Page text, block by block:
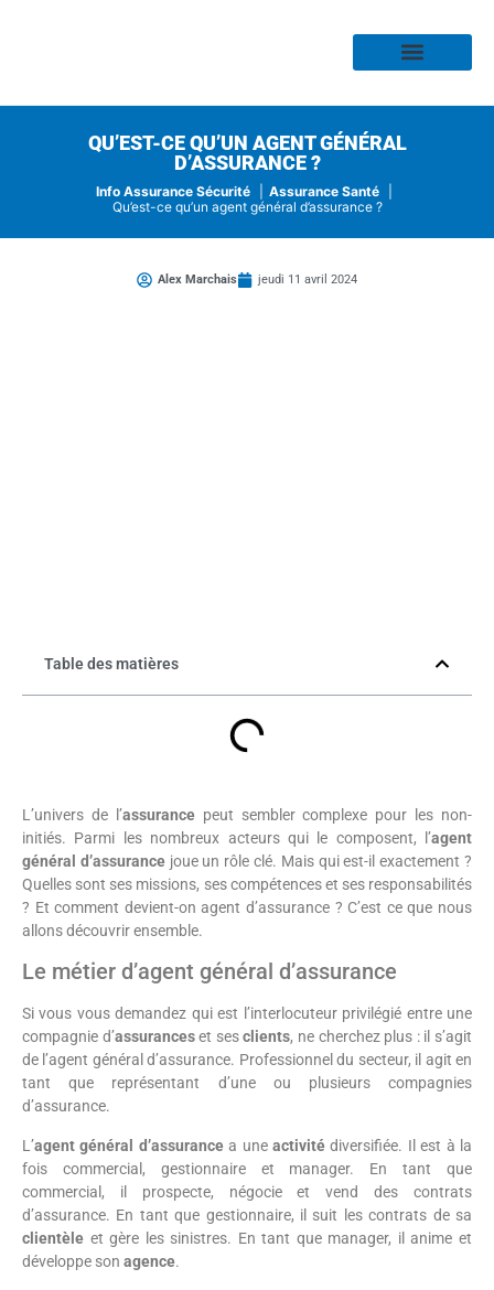
QU’EST-CE QU’UN AGENT GÉNÉRAL
D’ASSURANCE ?
Info Assurance Sécurité
Assurance Santé
Qu’est-ce qu’un agent général d’assurance ?
Alex Marchais jeudi 11 avril 2024
Table des matières
L’univers de l’assurancepeut sembler complexe pour les non-
initiés. Parmi les nombreux acteurs qui le composent, l’agent
général d’assurancejoue un rôle clé. Mais qui est-il exactement ?
Quelles sont ses missions, ses compétences et ses responsabilités
? Et comment devient-on agent d’assurance ? C’est ce que nous
allons découvrir ensemble.
Le métier d’agent général d’assurance
Si vous vous demandez qui est l’interlocuteur privilégié entre une
compagnie d’assuranceset sesclients, ne cherchez plus : il s’agit
de l’agent général d’assurance. Professionnel du secteur, il agit en
tant que représentant d’une ou plusieurs compagnies
d’assurance.
L’agent général d’assurancea uneactivité diversifiée. Il est à la
fois commercial, gestionnaire et manager. En tant que
commercial, il prospecte, négocie et vend des contrats
d’assurance. En tant que gestionnaire, il suit les contrats de sa
clientèle et gère les sinistres. En tant que manager, il anime et
développe son agence.